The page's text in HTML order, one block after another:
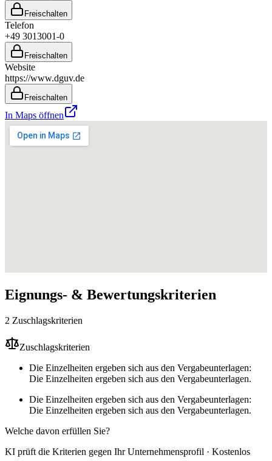
Freischalten
Telefon
+49 3013001-0
Freischalten
Website
https://www.dguv.de
Freischalten
In Maps öffnen
Eignungs- & Bewertungskriterien
2 Zuschlagskriterien
Zuschlagskriterien
Die Einzelheiten ergeben sich aus den Vergabeunterlagen:
Die Einzelheiten ergeben sich aus den Vergabeunterlagen.
Die Einzelheiten ergeben sich aus den Vergabeunterlagen:
Die Einzelheiten ergeben sich aus den Vergabeunterlagen.
Welche davon erfüllen Sie?
KI prüft die Kriterien gegen Ihr Unternehmensprofil · Kostenlos